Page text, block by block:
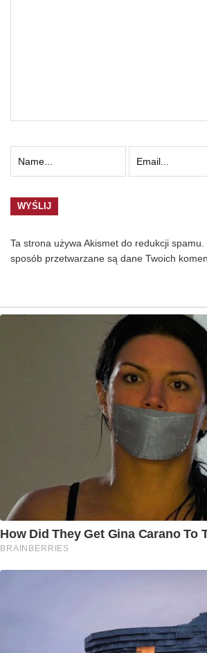
Ta strona używa Akismet do redukcji spamu.
sposób przetwarzane są dane Twoich